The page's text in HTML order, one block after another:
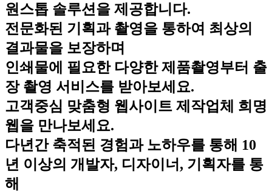
원스톱 솔루션을 제공합니다.
전문화된 기획과 촬영을 통하여 최상의
결과물을 보장하며
인쇄물에 필요한 다양한 제품촬영부터 출
장 촬영 서비스를 받아보세요.
고객중심 맞춤형 웹사이트 제작업체 희명
웹을 만나보세요.
다년간 축적된 경험과 노하우를 통해 10
년 이상의 개발자, 디자이너, 기획자를 통
해